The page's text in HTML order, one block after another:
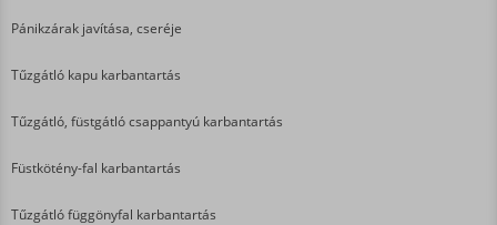
Pánikzárak javítása, cseréje
Tűzgátló kapu karbantartás
Tűzgátló, füstgátló csappantyú karbantartás
Füstkötény-fal karbantartás
Tűzgátló függönyfal karbantartás